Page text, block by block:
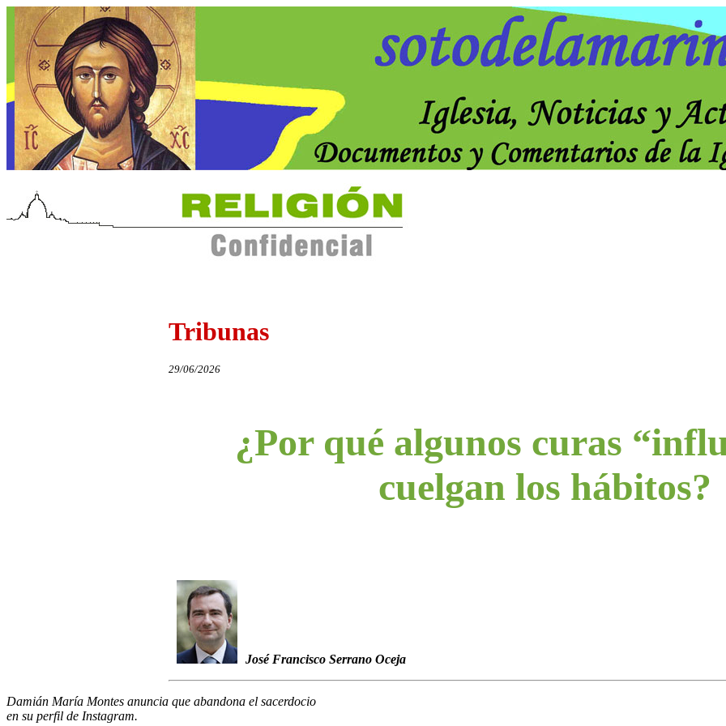
Tribunas
29/06/2026
¿Por qué algunos curas
cuelgan los hábitos?
José Francisco Serrano Oceja
Damián María Montes anuncia que abandona el sacerdocio
en su perfil de Instagram.